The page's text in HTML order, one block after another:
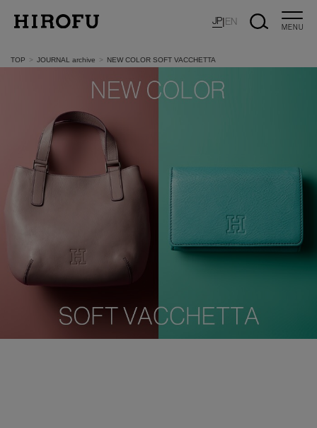
JP|EN
MENU
TOP JOURNAL archive NEW COLOR SOFT VACCHETTA